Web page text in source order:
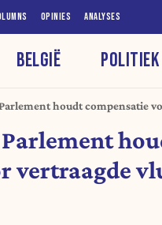
OPINIES ANALYSES
BELGIË POLITIEK
houdt compensatie
vertraagde